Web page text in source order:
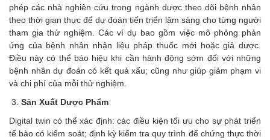
phép các nhà nghiên cứu trong ngành dược theo dõi bệnh nhân
theo thời gian thực để dự đoán tiến triển lâm sàng cho từng người
tham gia thử nghiệm. Các ví dụ bao gồm việc mô phỏng phản
ứng của bệnh nhân nhận liệu pháp thuốc mới hoặc giả dược.
Điều này có thể báo hiệu khi cần hành động sớm đối với những
bệnh nhân dự đoán có kết quả xấu; cũng như giúp giảm phạm vi
và chi phí của mỗi thử nghiệm.
Sản Xuất Dược Phẩm
Digital twin có thể xác định: các điều kiện tối ưu cho sự phát triển
tế bào có kiểm soát; định kỳ kiểm tra quy trình để chứng thực thời